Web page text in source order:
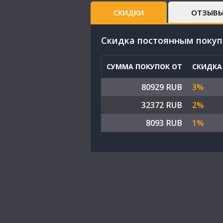
СКИДКИ ОТЗЫВЫ
Cкидка постоянным
СУММА ПОКУПОК ОТ СКИДКА
80929 RUB
3%
32372 RUB
2%
8093 RUB
1%